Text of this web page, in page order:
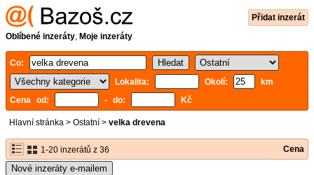
Přidat inzerát
Oblíbené inzeráty, Moje inzeráty
Co:
Lokalita:
Okolí:
km
Cena od:
- do: Kč
Hlavní stránka > Ostatní > velka drevena
1-20 inzerátů z 36 Cena
Nové inzeráty e-mailem